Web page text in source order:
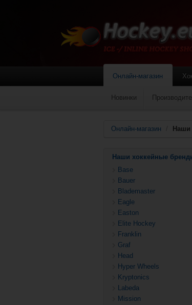
Онлайн-магазин
Новинки
Онлайн-магазин Наши
Наши хоккейные
Base
Bauer
Blademaster
Eagle
Easton
Elite Hockey
Franklin
Graf
Head
Hyper Wheels
Kryptonics
Labeda
Mission